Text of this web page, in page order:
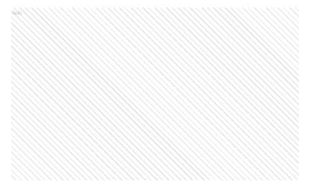
Ads